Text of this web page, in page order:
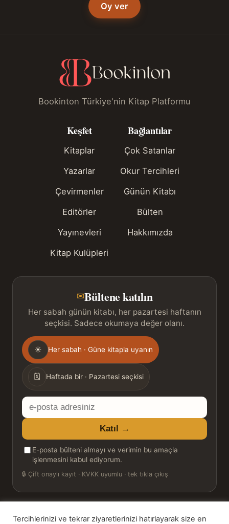
Oy ver
Bookinton Türkiye'nin Kitap Platformu
Keşfet
Kitaplar
Yazarlar
Çevirmenler
Editörler
Yayınevleri
Kitap Kulüpleri
Bağlantılar
Çok Satanlar
Okur Tercihleri
Günün Kitabı
Bülten
Hakkımızda
✉Bültene katılın
Her sabah günün kitabı, her pazartesi haftanın
seçkisi. Sadece okumaya değer olanı.
Gönderim
sıklığı
☀ Her sabah · Güne kitapla uyanın
🗓 Haftada bir · Pazartesi seçkisi
E-
posta
adresiniz
Katıl →
E-posta bülteni almayı ve verimin bu amaçla
işlenmesini kabul ediyorum.
🔒 Çift onaylı kayıt · KVKK uyumlu · tek tıkla çıkış
Tercihlerinizi ve tekrar ziyaretlerinizi hatırlayarak size en